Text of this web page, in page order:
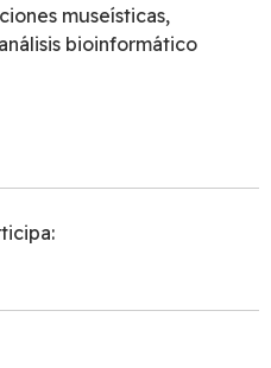
museísticas,
bioinformático